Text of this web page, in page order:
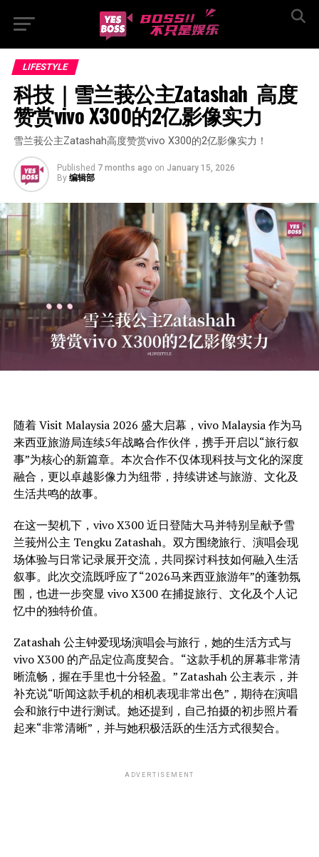
LIFESTYLE
科技｜雪兰莪公主Zatashah  高度
赞赏vivo X300的2亿影像实力
雪兰莪公主Zatashah高度赞赏vivo X300的2亿影像实力！
Published 7 months ago on January 15, 2026
By 编辑部
随着 Visit Malaysia 2026 盛大启幕，vivo Malaysia 作为马
来西亚旅游局连续5年战略合作伙伴，携手开启以“旅行叙
事”为核心的新篇章。本次合作不仅体现科技与文化的深度
融合，更以卓越影像力为纽带，持续讲述与旅游、文化及
生活共鸣的故事。
在这一契机下，vivo X300 近日登陆大马并特别呈献予雪
兰莪州公主 Tengku Zatashah。双方围绕旅行、演唱会现
场体验与日常记录展开交流，共同探讨科技如何融入生活
叙事。此次交流既呼应了“2026马来西亚旅游年”的蓬勃氛
围，也进一步突显 vivo X300 在捕捉旅行、文化及个人记
忆中的独特价值。
Zatashah 公主钟爱现场演唱会与旅行，她的生活方式与
vivo X300 的产品定位高度契合。“这款手机的屏幕非常清
晰流畅，握在手里也十分轻盈。” Zatashah 公主表示，并
补充说“听闻这款手机的相机表现非常出色”，期待在演唱
会和旅行中进行测试。她还提到，自己拍摄的初步照片看
起来“非常清晰”，并与她积极活跃的生活方式很契合。
ADVERTISEMENT